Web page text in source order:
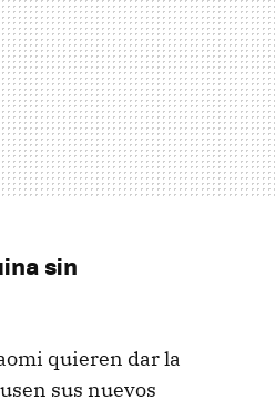
sin
quieren dar la
sus nuevos